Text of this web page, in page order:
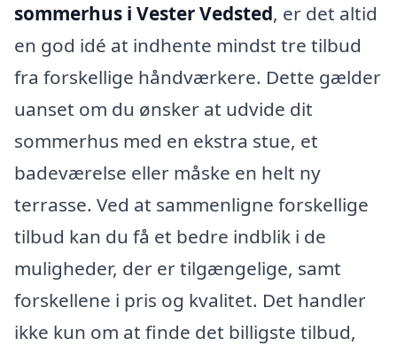
sommerhus i Vester Vedsted, er det altid
en god idé at indhente mindst tre tilbud
fra forskellige håndværkere. Dette gælder
uanset om du ønsker at udvide dit
sommerhus med en ekstra stue, et
badeværelse eller måske en helt ny
terrasse. Ved at sammenligne forskellige
tilbud kan du få et bedre indblik i de
muligheder, der er tilgængelige, samt
forskellene i pris og kvalitet. Det handler
ikke kun om at finde det billigste tilbud,